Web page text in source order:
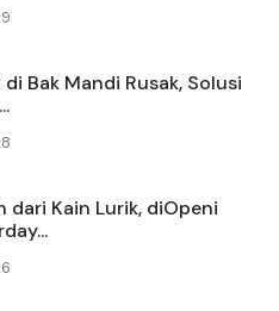
Bak Mandi Rusak, Solusi
dari Kain Lurik, diOpeni